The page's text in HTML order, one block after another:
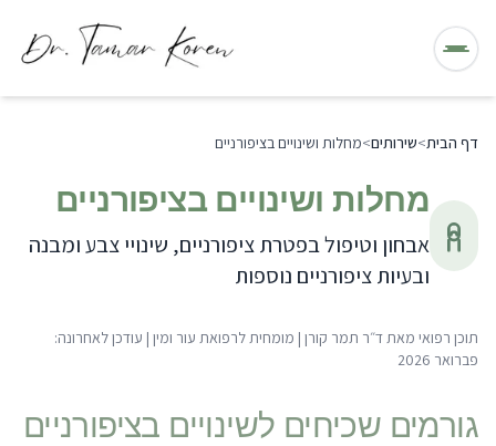
תפריט
דף הבית>שירותים>מחלות ושינויים בציפורניים
מחלות ושינויים בציפורניים
אבחון וטיפול בפטרת ציפורניים, שינויי צבע ומבנה
ובעיות ציפורניים נוספות
תוכן רפואי מאתד״ר תמר קורן | מומחית לרפואת עור ומין | עודכן לאחרונה:
פברואר 2026
גורמים שכיחים לשינויים בציפורניים